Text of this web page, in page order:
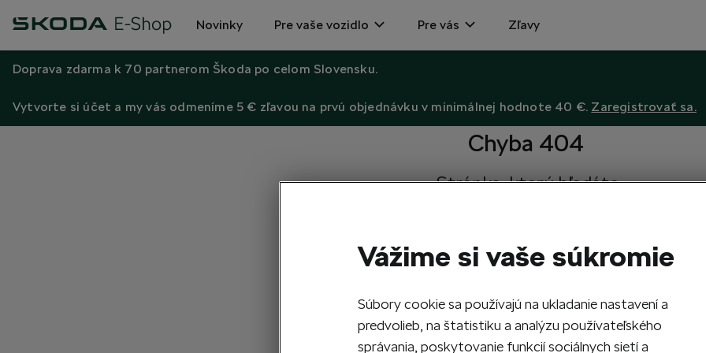
Novinky Pre vaše vozidlo Pre vás Zľavy
Doprava zdarma k 70 partnerom Škoda po celom Slovensku.
Vytvorte si účet a my vás odmeníme 5 € zľavou na prvú objednávku v minimálnej hodnote 40 €. Zaregistrovať sa.
Chyba 404
Stránka, ktorú hľadáte,
Vážime si vaše súkromie
Súbory cookie sa používajú na ukladanie nastavení a
predvolieb, na štatistiku a analýzu používateľského
správania, poskytovanie funkcií sociálnych sietí a